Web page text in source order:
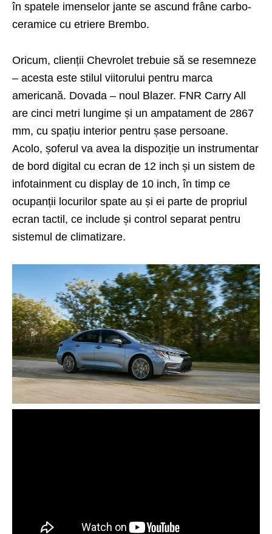
în spatele imenselor jante se ascund frâne carbo-
ceramice cu etriere Brembo.
Oricum, clienții Chevrolet trebuie să se resemneze
– acesta este stilul viitorului pentru marca
americană. Dovada – noul Blazer. FNR Carry All
are cinci metri lungime și un ampatament de 2867
mm, cu spațiu interior pentru șase persoane.
Acolo, șoferul va avea la dispoziție un instrumentar
de bord digital cu ecran de 12 inch și un sistem de
infotainment cu display de 10 inch, în timp ce
ocupanții locurilor spate au și ei parte de propriul
ecran tactil, ce include și control separat pentru
sistemul de climatizare.